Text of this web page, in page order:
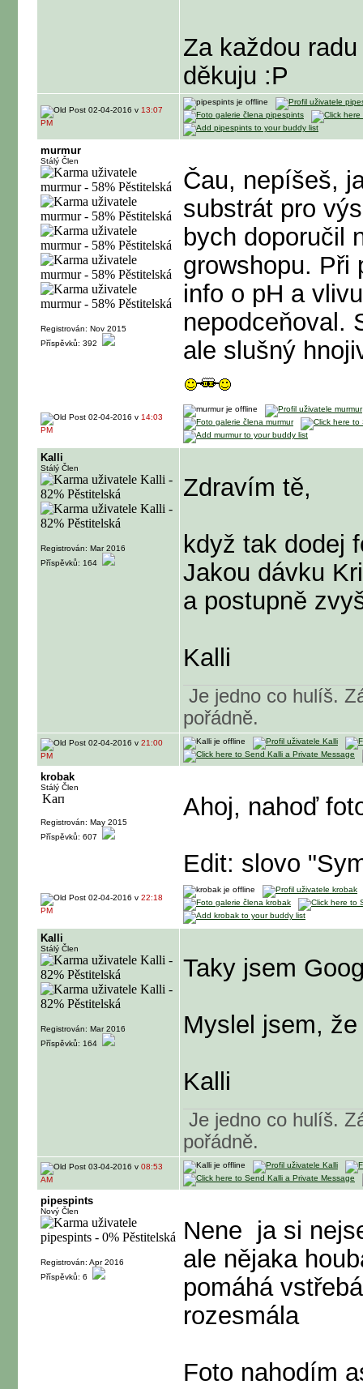
Za každou
děkuju :P
02-04-2016 v 13:07
PM
murmur
Stálý Člen
Registrován: Nov 2015
Příspěvků: 392
Čau, nepíšeš,
substrát pro
bych doporučil
growshopu. Při
info o pH a
nepodceňoval.
ale slušný
02-04-2016 v 14:03
PM
Kalli
Stálý Člen
Registrován: Mar 2016
Příspěvků: 164
Zdravím tě,
když tak dodej
Jakou dávku
a postupně
Kalli
Je jedno co hulíš.
pořádně.
02-04-2016 v 21:00
PM
krobak
Stálý Člen
Registrován: May 2015
Příspěvků: 607
Ahoj, nahoď
Edit: slovo
02-04-2016 v 22:18
PM
Kalli
Stálý Člen
Registrován: Mar 2016
Příspěvků: 164
Taky jsem
Myslel jsem,
Kalli
Je jedno co hulíš.
pořádně.
03-04-2016 v 08:53
AM
pipespints
Nový Člen
Registrován: Apr 2016
Příspěvků: 6
Nene
ja si
ale nějaka
pomáhá
rozesmála
Foto nahodím